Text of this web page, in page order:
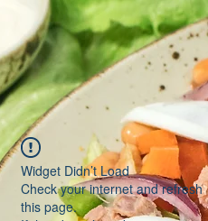
Widget Didn’t Load
Check your internet and refresh
this page.